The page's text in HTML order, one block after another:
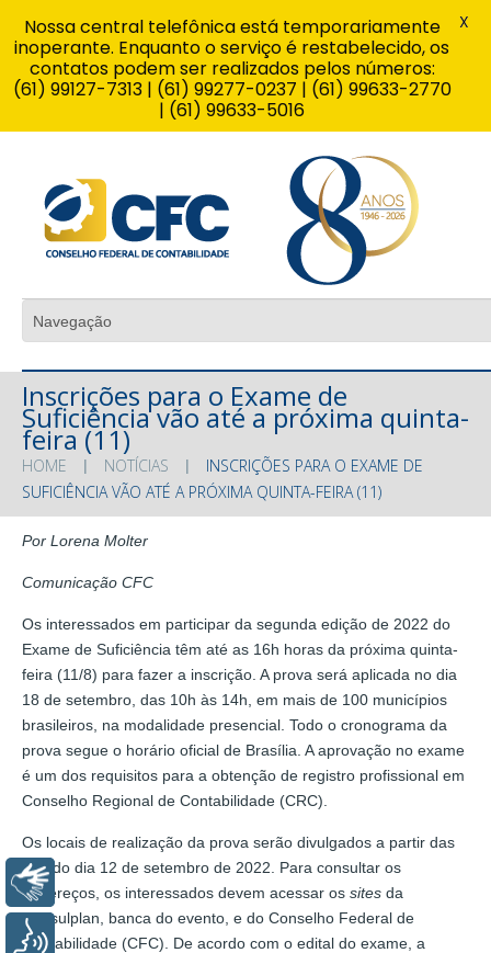
Inscrições para o Exame de
Suficiência vão até a próxima quinta-
feira (11)
HOME NOTÍCIAS
INSCRIÇÕES PARA O EXAME DE
SUFICIÊNCIA VÃO ATÉ A PRÓXIMA QUINTA-FEIRA (11)
Por Lorena Molter
Comunicação CFC
Os interessados em participar da segunda edição de 2022 do
Exame de Suficiência têm até as 16h horas da próxima quinta-
feira (11/8) para fazer a inscrição. A prova será aplicada no dia
18 de setembro, das 10h às 14h, em mais de 100 municípios
brasileiros, na modalidade presencial. Todo o cronograma da
prova segue o horário oficial de Brasília. A aprovação no exame
é um dos requisitos para a obtenção de registro profissional em
Conselho Regional de Contabilidade (CRC).
Os locais de realização da prova serão divulgados a partir das
16h do dia 12 de setembro de 2022. Para consultar os
endereços, os interessados devem acessar os sites da
Consulplan, banca do evento, e do Conselho Federal de
Contabilidade (CFC). De acordo com o edital do exame, a
Nossa central telefônica está temporariamente
inoperante. Enquanto o serviço é restabelecido, os
contatos podem ser realizados pelos números:
(61) 99127-7313 | (61) 99277-0237 | (61) 99633-2770
| (61) 99633-5016
X
Voz